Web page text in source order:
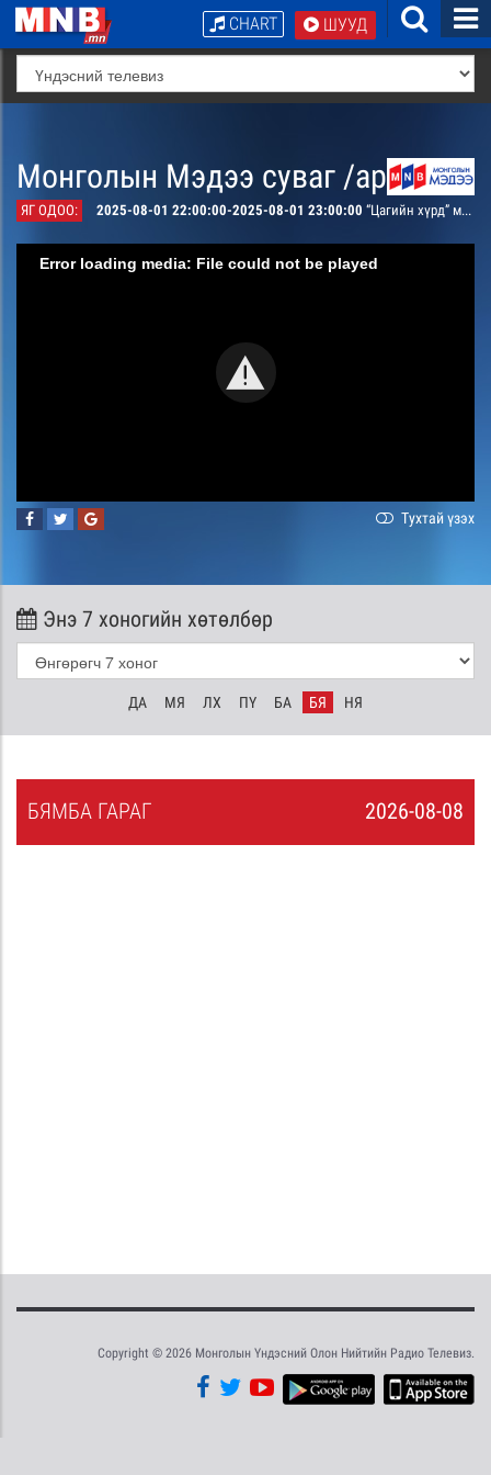
ШУУД
CHART
Монголын Мэдээ суваг /архив/
ЯГ ОДОО: 2025-08-01 22:00:00-2025-08-01 23:00:00 “Цагийн хүрд” мэдээллийн хөтөлбөр /давталт/
Error loading media: File could not be played
Тухтай үзэх
Энэ 7 хоногийн хөтөлбөр
ДА МЯ ЛХ ПҮ БА БЯ НЯ
2026-08-08
БЯМБА ГАРАГ
Copyright © 2026 Монголын Үндэсний Олон Нийтийн Радио Телевиз.